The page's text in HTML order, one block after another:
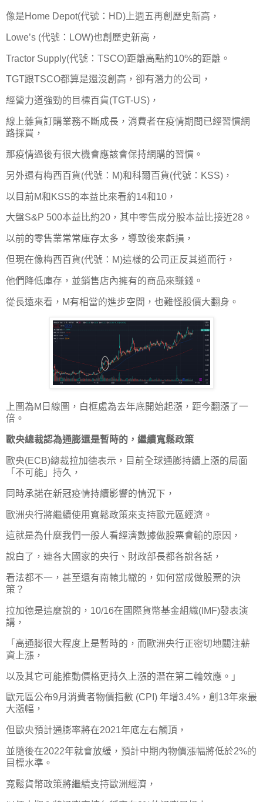
像是Home Depot(代號：HD)上週五再創歷史新高，
Lowe’s (代號：LOW)也創歷史新高，
Tractor Supply(代號：TSCO)距離高點約10%的距離。
TGT跟TSCO都算是還沒創高，卻有潛力的公司，
經營力道強勁的目標百貨(TGT-US)，
線上雜貨訂購業務不斷成長，消費者在疫情期間已經習慣網
路採買，
那疫情過後有很大機會應該會保持網購的習慣。
另外還有梅西百貨(代號：M)和科爾百貨(代號：KSS)，
以目前M和KSS的本益比來看約14和10，
大盤S&P 500本益比約20，其中零售成分股本益比接近28。
以前的零售業常常庫存太多，導致後來虧損，
但現在像梅西百貨(代號：M)這樣的公司正反其道而行，
他們降低庫存，並銷售店內擁有的商品來賺錢。
從長遠來看，M有相當的進步空間，也難怪股價大翻身。
上圖為M日線圖，白框處為去年底開始起漲，距今翻漲了一
倍。
歐央總裁認為通膨還是暫時的，繼續寬鬆政策
歐央(ECB)總裁拉加德表示，目前全球通膨持續上漲的局面
「不可能」持久，
同時承諾在新冠疫情持續影響的情況下，
歐洲央行將繼續使用寬鬆政策來支持歐元區經濟。
這就是為什麼我們一般人看經濟數據做股票會輸的原因，
說白了，連各大國家的央行、財政部長都各說各話，
看法都不一，甚至還有南轅北轍的，如何當成做股票的決
策？
拉加德是這麼說的，10/16在國際貨幣基金組織(IMF)發表演
講，
「高通膨很大程度上是暫時的，而歐洲央行正密切地關注薪
資上漲，
以及其它可能推動價格更持久上漲的潛在第二輪效應。」
歐元區公布9月消費者物價指數 (CPI) 年增3.4%，創13年來最
大漲幅，
但歐央預計通膨率將在2021年底左右觸頂，
並隨後在2022年就會放緩，預計中期內物價漲幅將低於2%的
目標水準。
寬鬆貨幣政策將繼續支持歐洲經濟，